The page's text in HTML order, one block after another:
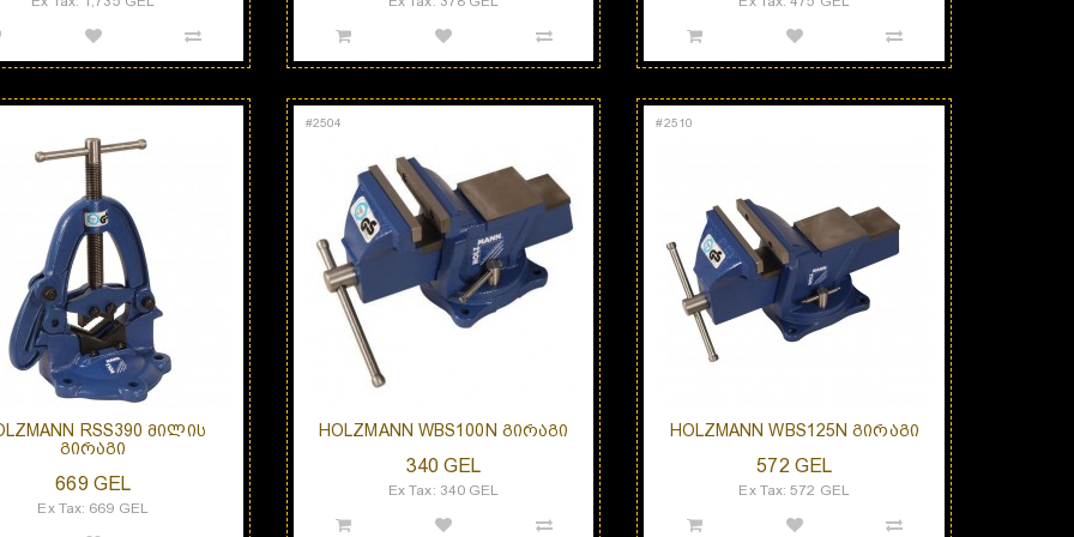
RSS390 ᲛᲘᲚᲘᲡ
ᲒᲘᲠᲐᲒᲘ
669 GEL
Ex Tax: 669 GEL
#2504
HOLZMANN WBS100N ᲒᲘᲠᲐᲒᲘ
340 GEL
Ex Tax: 340 GEL
#2510
HOLZMANN WBS125N ᲒᲘᲠᲐᲒᲘ
572 GEL
Ex Tax: 572 GEL